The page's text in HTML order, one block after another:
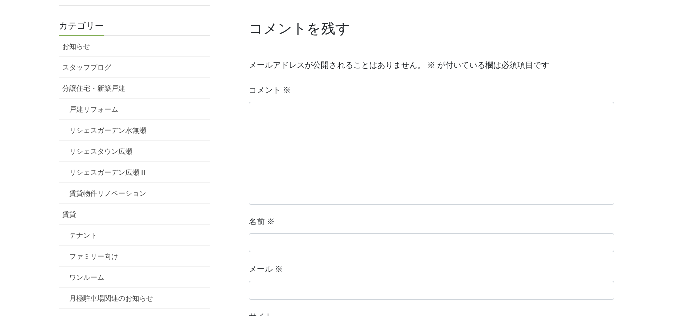
コメントを残す
メールアドレスが公開されることはありません。 ※ が付いている欄は必須項目です
コメント ※
名前 ※
メール ※
カテゴリー
お知らせ
スタッフブログ
分譲住宅・新築戸建
戸建リフォーム
リシェスガーデン水無瀬
リシェスタウン広瀬
リシェスガーデン広瀬Ⅲ
賃貸物件リノベーション
賃貸
テナント
ファミリー向け
ワンルーム
月極駐車場関連のお知らせ